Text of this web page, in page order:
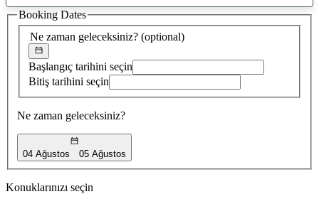
öneri
bulundu
Ne zaman geleceksiniz? (optional)
Başlangıç tarihini seçin
Bitiş tarihini seçin
Ne zaman geleceksiniz?
04 Ağustos 05 Ağustos
Booking Dates
Konuklarınızı seçin